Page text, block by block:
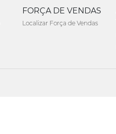
FORÇA DE VENDAS
Localizar Força de Vendas